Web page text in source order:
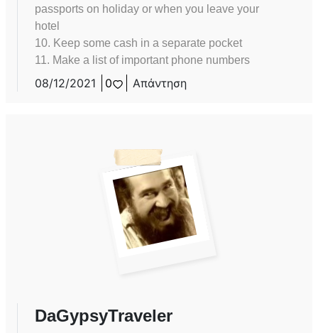
passports on holiday or when you leave your
hotel
10. Keep some cash in a separate pocket
11. Make a list of important phone numbers
08/12/2021 0 Απάντηση
DaGypsyTraveler